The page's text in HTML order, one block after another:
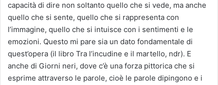
capacità di dire non soltanto quello che si vede, ma anche
quello che si sente, quello che si rappresenta con
l’immagine, quello che si intuisce con i sentimenti e le
emozioni. Questo mi pare sia un dato fondamentale di
quest’opera (il libro Tra l’incudine e il martello, ndr). E
anche di Giorni neri, dove c’è una forza pittorica che si
esprime attraverso le parole, cioè le parole dipingono e i